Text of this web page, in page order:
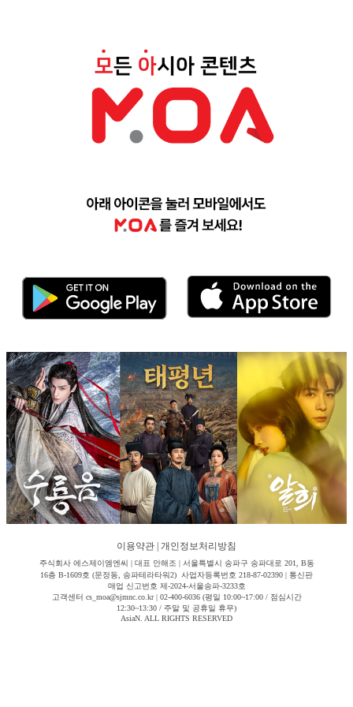
이용약관 개인정보처리방침
주식회사 에스제이엠엔씨 | 대표 안해조 | 서울특별시 송파구 송파대로 201, B동
16층 B-1609호 (문정동, 송파테라타워2) 사업자등록번호 218-87-02390 | 통신판
매업 신고번호 제-2024-서울송파-3233호
고객센터 cs_moa@sjmnc.co.kr | 02-400-6036 (평일 10:00~17:00 / 점심시간
12:30~13:30 / 주말 및 공휴일 휴무)
AsiaN. ALL RIGHTS RESERVED